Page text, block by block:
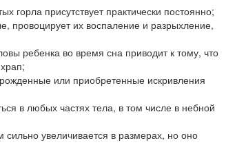
горла присутствует практически постоянно;
провоцирует их воспаление и разрыхление,
ребенка во время сна приводит к тому, что
или приобретенные искривления
в любых частях тела, в том числе в небной
сильно увеличивается в размерах, но оно